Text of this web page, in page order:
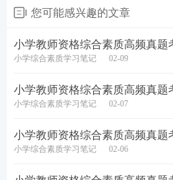
您可能感兴趣的文章
小学教师资格综合素质高频真题
小学综合素质学习笔记 02-09
小学教师资格综合素质高频真题
小学综合素质学习笔记 02-07
小学教师资格综合素质高频真题
小学综合素质学习笔记 02-06